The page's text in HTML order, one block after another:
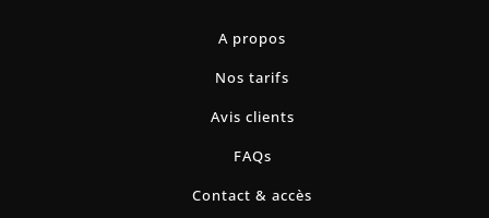
A propos
Nos tarifs
Avis clients
FAQs
Contact & accès